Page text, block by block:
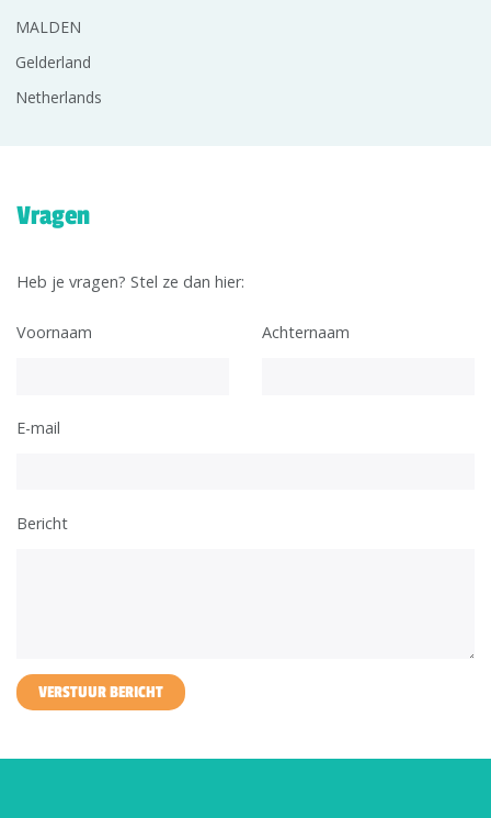
MALDEN
Gelderland
Netherlands
Vragen
Heb je vragen? Stel ze dan hier:
Voornaam Achternaam
E-mail
Bericht
VERSTUUR BERICHT